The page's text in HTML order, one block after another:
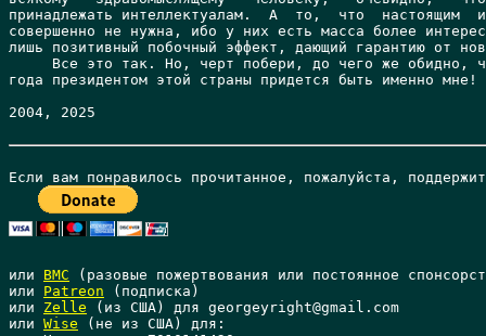
или BMC (разовые пожертвования или постоянное
или Patreon (подписка)
или Zelle (из США) для georgeyright@gmail.com
или Wise (не из США) для: